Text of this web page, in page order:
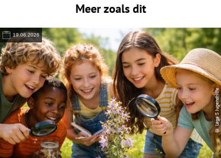
Meer zoals dit
19.06.2026
© Lega S Jugendhilfe